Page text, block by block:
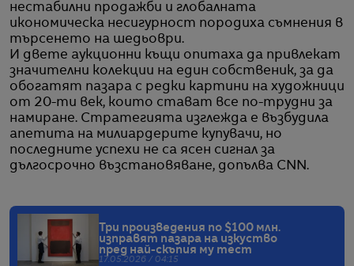
нестабилни продажби и глобалната
икономическа несигурност породиха съмнения в
търсенето на шедьоври.
И двете аукционни къщи опитаха да привлекат
значителни колекции на един собственик, за да
обогатят пазара с редки картини на художници
от 20-ти век, които стават все по-трудни за
намиране. Стратегията изглежда е възбудила
апетита на милиардерите купувачи, но
последните успехи не са ясен сигнал за
дългосрочно възстановяване, допълва CNN.
Три произведения по $100 млн.
изправят пазара на изкуство
пред най-скъпия му тест
17.05.2026 / 04:15